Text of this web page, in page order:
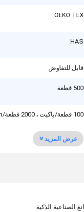
OEKO TEX
HAS
قابل للتفاوض
500 قطعة
100 قطعة/باكيت ، 2000 قطعة/ctn
عرض المزيد